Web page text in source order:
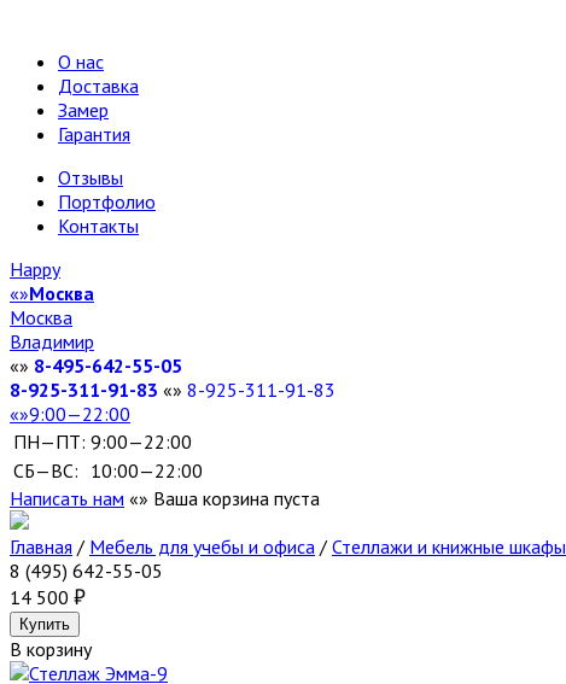
О нас
Доставка
Замер
Гарантия
Отзывы
Портфолио
Контакты
Happy
Москва
Москва
Владимир
8-495-642-55-05
8-925-311-91-83
8-925-311-91-83
9:00—22:00
ПН—ПТ: 9:00—22:00
СБ—ВС: 10:00—22:00
Написать нам
Ваша корзина пуста
Главная / Мебель для учебы и офиса / Стеллажи и книжные шкафы
8 (495) 642-55-05
14 500
В корзину